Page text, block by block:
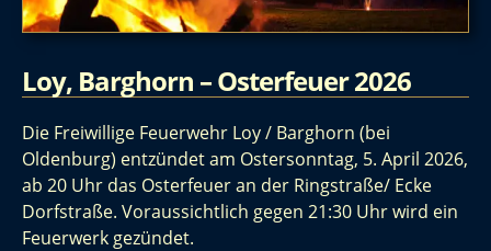
Loy, Barghorn – Osterfeuer 2026
Die Freiwillige Feuerwehr Loy / Barghorn (bei
Oldenburg) entzündet am Ostersonntag, 5. April 2026,
ab 20 Uhr das Osterfeuer an der Ringstraße/ Ecke
Dorfstraße. Voraussichtlich gegen 21:30 Uhr wird ein
Feuerwerk gezündet.